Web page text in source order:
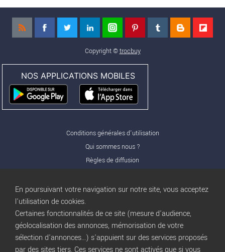
Copyright ©trocbuy
NOS APPLICATIONS MOBILES
Conditions générales d'utilisation
Qui sommes nous ?
Règles de diffusion
Nos offres Pro
Publicité
Conditions d’Utilisation
Privacy Policy
En poursuivant votre navigation sur notre site, vous acceptez
l'utilisation de cookies.
Certaines fonctionnalités de ce site (mesure d'audience,
géolocalisation des annonces, mémorisation de votre
sélection d'annonces...) s'appuient sur des services proposés
par des sites tiers. Ces services ne sont activés que si vous